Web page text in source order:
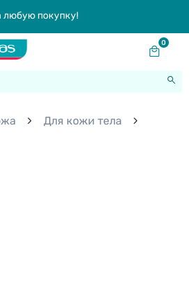
любую покупку!
0
Для кожи тела